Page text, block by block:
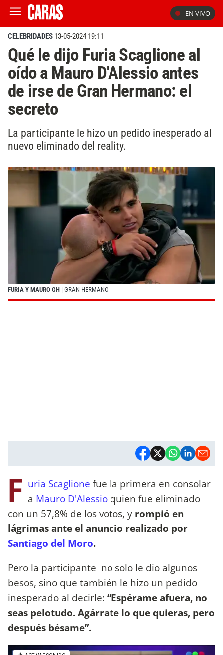
EN VIVO
CELEBRIDADES 13-05-2024 19:11
Qué le dijo Furia Scaglione al
oído a Mauro D'Alessio antes
de irse de Gran Hermano: el
secreto
La participante le hizo un pedido inesperado al
nuevo eliminado del reality.
FURIA Y MAURO GH | GRAN HERMANO
F uria Scaglione fue la primera en consolar
a Mauro D'Alessio quien fue eliminado
con un 57,8% de los votos, y rompió en
lágrimas ante el anuncio realizado por
Santiago del Moro.
Pero la participante no solo le dio algunos
besos, sino que también le hizo un pedido
inesperado al decirle: “Espérame afuera, no
seas pelotudo. Agárrate lo que quieras, pero
después bésame”.